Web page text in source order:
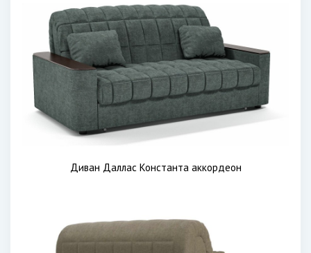
Диван Даллас Константа аккордеон